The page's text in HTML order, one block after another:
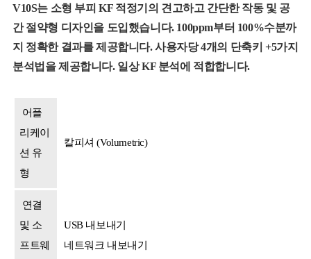
V10S는 소형 부피 KF 적정기의 견고하고 간단한 작동 및 공
간 절약형 디자인을 도입했습니다. 100ppm부터 100%수분까
지 정확한 결과를 제공합니다. 사용자당 4개의 단축키 +5가지
분석법을 제공합니다. 일상 KF 분석에 적합합니다.
어플
리케이
션 유
형
칼피셔 (Volumetric)
연결
및 소
프트웨
USB 내보내기
네트워크 내보내기